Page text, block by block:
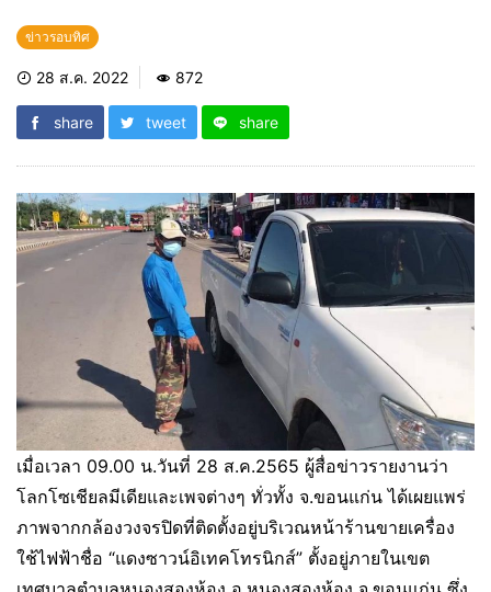
ข่าวรอบทิศ
28 ส.ค. 2022 872
share tweet share
เมื่อเวลา 09.00 น.วันที่ 28 ส.ค.2565 ผู้สื่อข่าวรายงานว่า
โลกโซเชียลมีเดียและเพจต่างๆ ทั่วทั้ง จ.ขอนแก่น ได้เผยแพร่
ภาพจากกล้องวงจรปิดที่ติดตั้งอยู่บริเวณหน้าร้านขายเครื่อง
ใช้ไฟฟ้าชื่อ “แดงซาวน์อิเทคโทรนิกส์” ตั้งอยู่ภายในเขต